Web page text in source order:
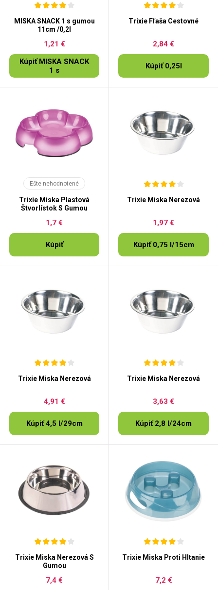
MISKA SNACK 1 s gumou
11cm /0,2l
1,21 €
Kúpiť MISKA SNACK
1 s
Trixie Fľaša Cestovné
2,84 €
Kúpiť 0,25l
Ešte nehodnotené
Trixie Miska Plastová
Štvorlístok S Gumou
1,7 €
Kúpiť
Trixie Miska Nerezová
1,97 €
Kúpiť 0,75 l/15cm
Trixie Miska Nerezová
4,91 €
Kúpiť 4,5 l/29cm
Trixie Miska Nerezová
3,63 €
Kúpiť 2,8 l/24cm
Trixie Miska Nerezová S
Gumou
7,4 €
Trixie Miska Proti Hltanie
7,2 €